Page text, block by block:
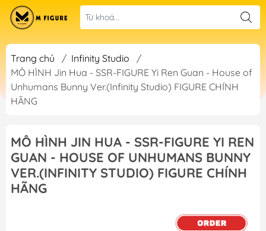
Trang chủ / Infinity Studio
/
MÔ HÌNH Jin Hua - SSR-FIGURE Yi Ren Guan - House of
Unhumans Bunny Ver.(Infinity Studio) FIGURE CHÍNH
HÃNG
MÔ HÌNH JIN HUA - SSR-FIGURE YI REN
GUAN - HOUSE OF UNHUMANS BUNNY
VER.(INFINITY STUDIO) FIGURE CHÍNH
HÃNG